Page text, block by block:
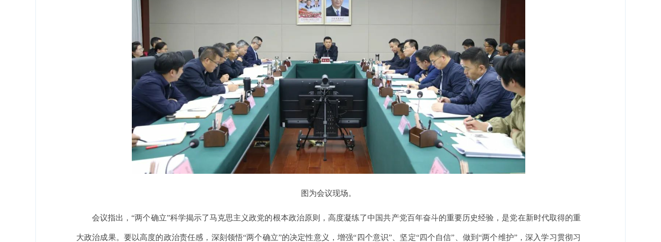
图为会议现场。
会议指出，“两个确立”科学揭示了马克思主义政党的根本政治原则，高度凝练了中国共产党百年奋斗的重要历史经验，是党在新时代取得的重
大政治成果。要以高度的政治责任感，深刻领悟“两个确立”的决定性意义，增强“四个意识”、坚定“四个自信”、做到“两个维护”，深入学习贯彻习